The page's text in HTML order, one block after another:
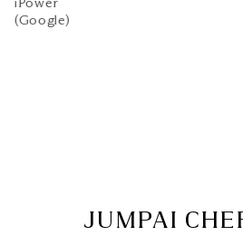
iPower
(Google)
JUMPAI